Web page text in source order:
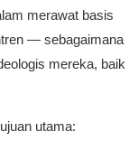
merawat basis
— sebagaimana
mereka, baik
utama: